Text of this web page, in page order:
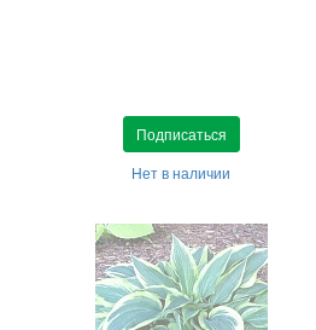
Подписаться
Нет в наличии